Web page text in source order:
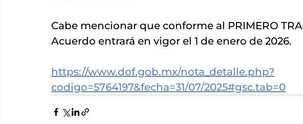
Cabe mencionar que conforme al PRIMERO
Acuerdo entrará en vigor el 1 de enero de 2026.
https://www.dof.gob.mx/nota_detalle.php?
codigo=5764197&fecha=31/07/2025#gsc.tab=0